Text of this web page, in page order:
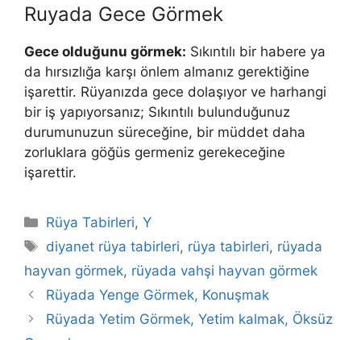
Ruyada Gece Görmek
Gece olduğunu görmek: Sıkıntılı bir habere ya
da hırsızlığa karşı önlem almanız gerektiğine
işarettir. Rüyanızda gece dolaşıyor ve harhangi
bir iş yapıyorsanız; Sıkıntılı bulunduğunuz
durumunuzun süreceğine, bir müddet daha
zorluklara göğüs germeniz gerekeceğine
işarettir.
Kategoriler
Rüya Tabirleri,Y
Etiketler
diyanet rüya tabirleri, rüya tabirleri, rüyada
hayvan görmek, rüyada vahşi hayvan görmek
Rüyada Yenge Görmek, Konuşmak
Rüyada Yetim Görmek, Yetim kalmak, Öksüz